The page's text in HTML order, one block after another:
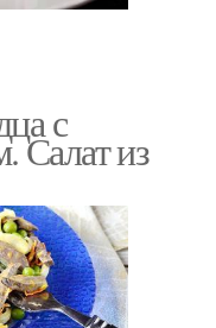
с
Салат из